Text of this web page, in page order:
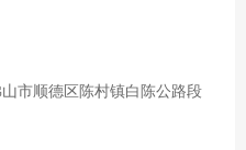
市顺德区陈村镇白陈公路段